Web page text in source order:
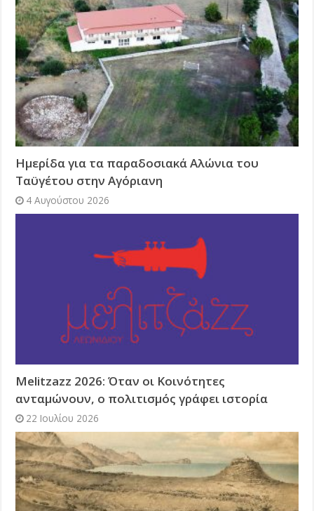
Ημερίδα για τα παραδοσιακά Αλώνια του
Ταϋγέτου στην Αγόριανη
4 Αυγούστου 2026
Melitzazz 2026: Όταν οι Κοινότητες
ανταμώνουν, ο πολιτισμός γράφει ιστορία
22 Ιουλίου 2026